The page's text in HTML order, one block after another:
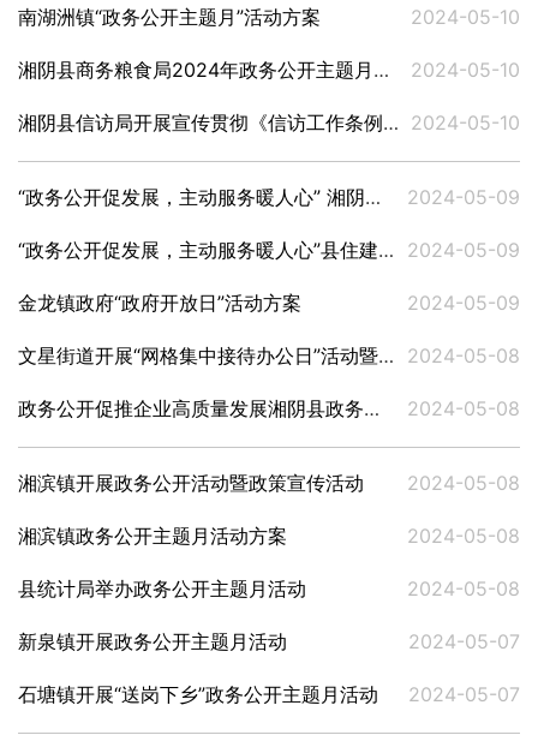
南湖洲镇“政务公开主题月”活动方案 2024-05-10
湘阴县商务粮食局2024年政务公开主题月活动方案 2024-05-10
湘阴县信访局开展宣传贯彻《信访工作条例》政务公开主题月活动方案 2024-05-10
“政务公开促发展，主动服务暖人心” 湘阴县住建局组织召开政务公开主题月活动座谈会 2024-05-09
“政务公开促发展，主动服务暖人心”县住建局政务公开主题月活动主题座谈会会务方案 2024-05-09
金龙镇政府“政府开放日”活动方案 2024-05-09
文星街道开展“网格集中接待办公日”活动暨政务公开月主题活动 2024-05-08
政务公开促推企业高质量发展湘阴县政务公开进企业活动方案 2024-05-08
湘滨镇开展政务公开活动暨政策宣传活动 2024-05-08
湘滨镇政务公开主题月活动方案 2024-05-08
县统计局举办政务公开主题月活动 2024-05-08
新泉镇开展政务公开主题月活动 2024-05-07
石塘镇开展“送岗下乡”政务公开主题月活动 2024-05-07